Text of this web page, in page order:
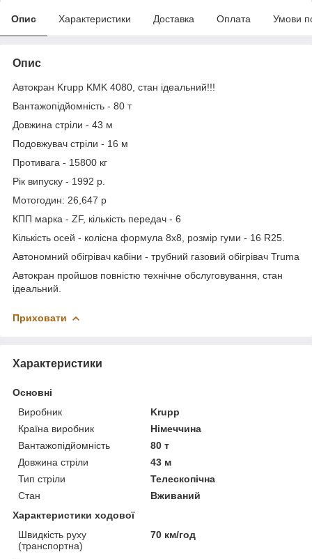
Опис Характеристики Доставка Оплата Умови
Опис
Автокран Krupp KMK 4080, стан ідеальний!!!
Вантажопідйомність - 80 т
Довжина стріли - 43 м
Подовжувач стріли - 16 м
Противага - 15800 кг
Рік випуску - 1992 р.
Мотогодин: 26,647 р
КПП марка - ZF, кількість передач - 6
Кількість осей - колісна формула 8х8, розмір гуми - 16 R25.
Автономний обігрівач кабіни - трубний газовий обігрівач Truma
Автокран пройшов повністю технічне обслуговування, стан
ідеальний.
Приховати
Характеристики
Основні
Виробник
Krupp
Країна виробник
Німеччина
Вантажопідйомність
80 т
Довжина стріли
43 м
Тип стріли
Телескопічна
Стан
Вживаний
Характеристики ходової
Швидкість руху
(транспортна)
70 км/год